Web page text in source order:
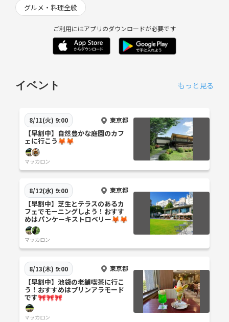
グルメ・料理全般
ご利用にはアプリのダウンロードが必要です
イベント もっと見る
8/11(火) 9:00 東京都
【早割中】自然豊かな庭園のカフ
ェに行こう🦊🦊
マッカロン
8/12(水) 9:00 東京都
【早割中】芝生とテラスのあるカ
フェでモーニングしよう！おすす
めはパンケーキストロベリー🦊🦊
マッカロン
8/13(木) 9:00 東京都
【早割中】池袋の老舗喫茶に行こ
う！おすすめはプリンアラモード
です🎀🎀🎀
マッカロン